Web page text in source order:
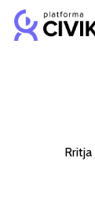
Skip
Rritja